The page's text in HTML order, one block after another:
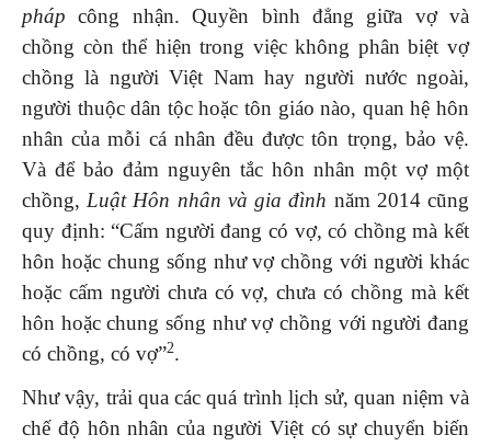
pháp công nhận. Quyền bình đẳng giữa vợ và
chồng còn thể hiện trong việc không phân biệt vợ
chồng là người Việt Nam hay người nước ngoài,
người thuộc dân tộc hoặc tôn giáo nào, quan hệ hôn
nhân của mỗi cá nhân đều được tôn trọng, bảo vệ.
Và để bảo đảm nguyên tắc hôn nhân một vợ một
chồng, Luật Hôn nhân và gia đình năm 2014 cũng
quy định: “Cấm người đang có vợ, có chồng mà kết
hôn hoặc chung sống như vợ chồng với người khác
hoặc cấm người chưa có vợ, chưa có chồng mà kết
hôn hoặc chung sống như vợ chồng với người đang
có chồng, có vợ”2.
Như vậy, trải qua các quá trình lịch sử, quan niệm và
chế độ hôn nhân của người Việt có sự chuyển biến